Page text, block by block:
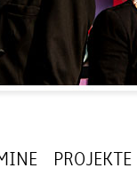
PROJEKTE